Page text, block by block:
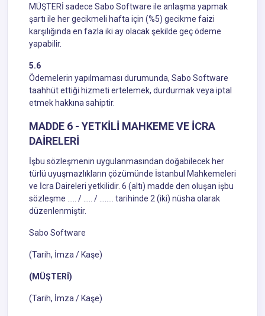
MÜŞTERİ sadece Sabo Software ile anlaşma yapmak
şartı ile her gecikmeli hafta için (%5) gecikme faizi
karşılığında en fazla iki ay olacak şekilde geç ödeme
yapabilir.
5.6
Ödemelerin yapılmaması durumunda, Sabo Software
taahhüt ettiği hizmeti ertelemek, durdurmak veya iptal
etmek hakkına sahiptir.
MADDE 6 - YETKİLİ MAHKEME VE İCRA
DAİRELERİ
İşbu sözleşmenin uygulanmasından doğabilecek her
türlü uyuşmazlıkların çözümünde İstanbul Mahkemeleri
ve İcra Daireleri yetkilidir. 6 (altı) madde den oluşan işbu
sözleşme ….. / ….. / …….. tarihinde 2 (iki) nüsha olarak
düzenlenmiştir.
Sabo Software
(Tarih, İmza / Kaşe)
(MÜŞTERİ)
(Tarih, İmza / Kaşe)